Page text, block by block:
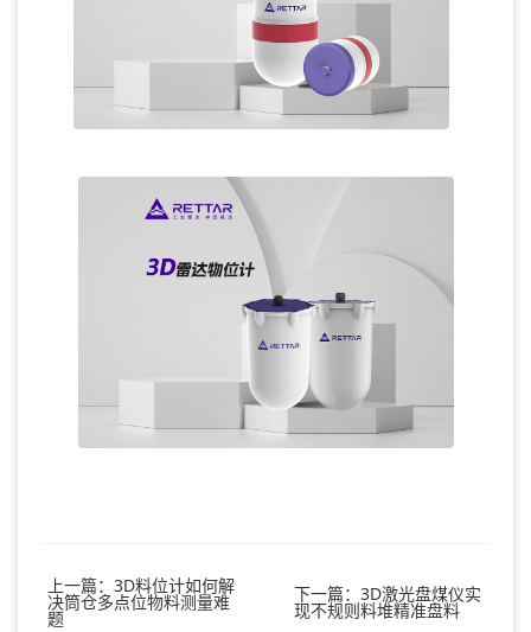
上一篇：3D料位计如何解
决筒仓多点位物料测量难
题
下一篇：3D激光盘煤仪实
现不规则料堆精准盘料